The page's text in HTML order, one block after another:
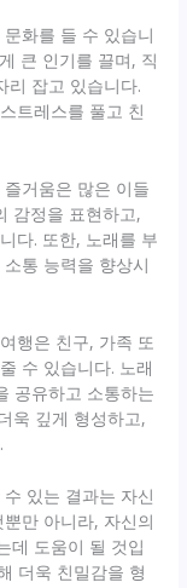
화를 들 수 있습니
큰 인기를 끌며, 직
리 잡고 있습니다.
트레스를 풀고 친
거움은 많은 이들
감정을 표현하고,
다. 또한, 노래를 부
통 능력을 향상시
행은 친구, 가족 또
수 있습니다. 노래
공유하고 소통하는
욱 깊게 형성하고,
있는 결과는 자신
만 아니라, 자신의
데 도움이 될 것입
더욱 친밀감을 형